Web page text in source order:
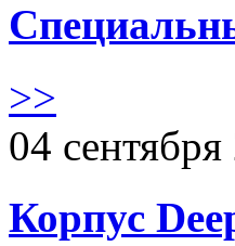
>>
04
Корпус